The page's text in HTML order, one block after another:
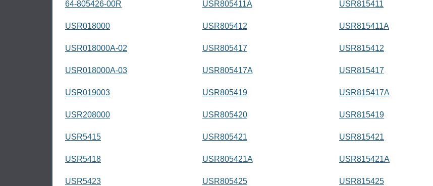
64-805426-00R
USR018000
USR018000A-02
USR018000A-03
USR019003
USR208000
USR5415
USR5418
USR5423
USR805411A
USR805412
USR805417
USR805417A
USR805419
USR805420
USR805421
USR805421A
USR805425
USR815411
USR815411A
USR815412
USR815417
USR815417A
USR815419
USR815421
USR815421A
USR815425